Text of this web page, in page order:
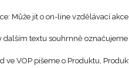
Může jít o on-line vzdělávací
dalším textu souhrnně
ve VOP píšeme o Produktu,